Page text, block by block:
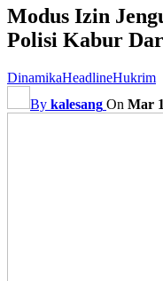
Modus Izin
Polisi Kabur
DinamikaHeadlineHukrim
By kalesang On Mar